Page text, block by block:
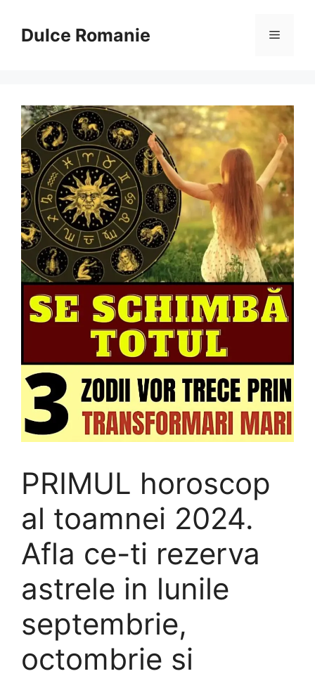
conținutDulce Romanie Meniu
PRIMUL horoscop
al toamnei 2024.
Afla ce-ti rezerva
astrele in lunile
septembrie,
octombrie si